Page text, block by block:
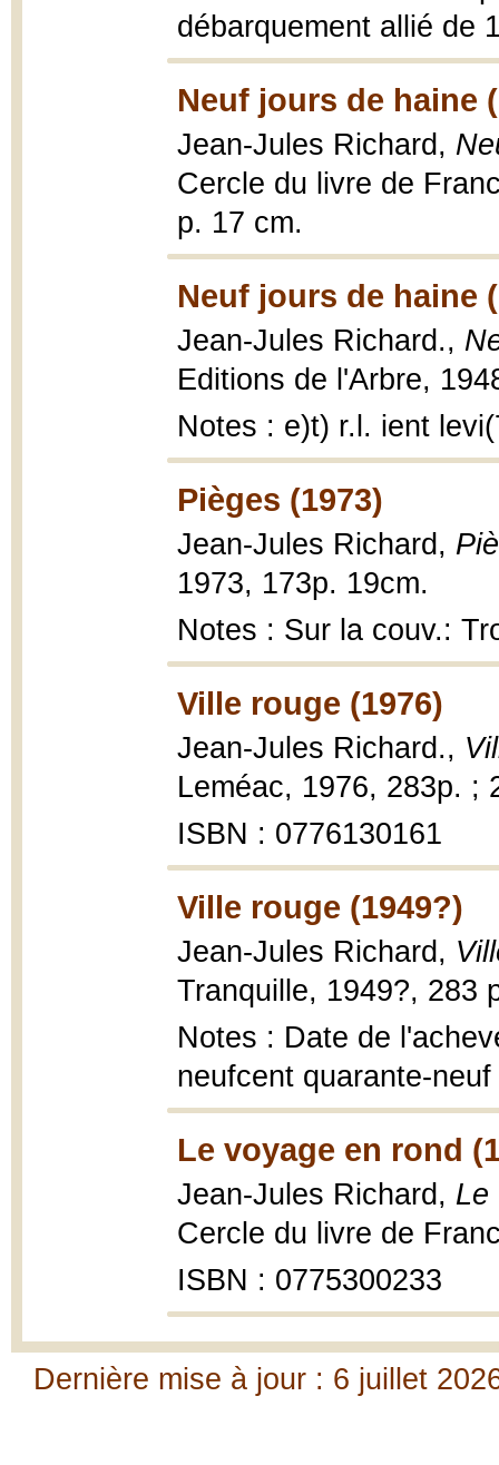
débarquement allié de
Neuf jours de haine
Jean-Jules Richard,
Cercle du livre de
p. 17 cm.
Neuf jours de haine
Jean-Jules Richard.,
Editions de l'Arbre,
Notes : e)t) r.l. ient
Pièges (1973)
Jean-Jules Richard,
1973, 173p. 19cm.
Notes : Sur la couv.:
Ville rouge (1976)
Jean-Jules Richard.,
Leméac, 1976, 283p. ;
ISBN : 0776130161
Ville rouge (1949?)
Jean-Jules Richard,
Tranquille, 1949?, 283
Notes : Date de
neufcent quarante-neuf
Le voyage en rond
Jean-Jules Richard, Le
Cercle du livre de
ISBN : 0775300233
Dernière mise à jour : 6 juillet